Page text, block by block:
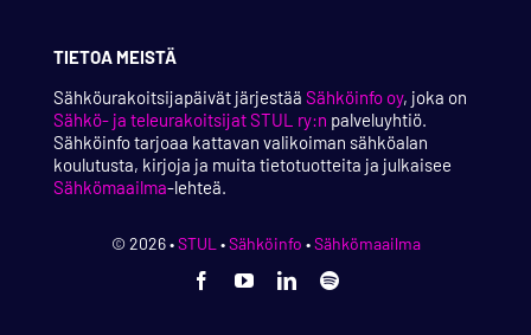
TIETOA MEISTÄ
Sähköurakoitsijapäivät järjestää Sähköinfo oy, joka on
Sähkö- ja teleurakoitsijat STUL ry:n palveluyhtiö.
Sähköinfo tarjoaa kattavan valikoiman sähköalan
koulutusta, kirjoja ja muita tietotuotteita ja julkaisee
Sähkömaailma-lehteä.
© 2026 •STUL•Sähköinfo •Sähkömaailma